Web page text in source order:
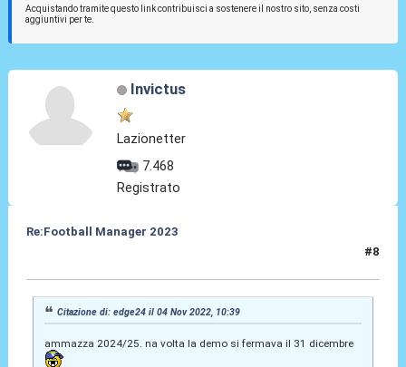
Acquistando tramite questo link contribuisci a sostenere il nostro sito, senza costi
aggiuntivi per te.
Invictus
Lazionetter
7.468
Registrato
Re:Football Manager 2023
#8
Citazione di: edge24 il 04 Nov 2022, 10:39
ammazza 2024/25. na volta la demo si fermava il 31 dicembre